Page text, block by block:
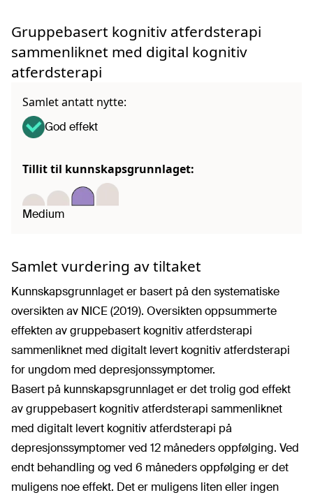
Gruppebasert kognitiv atferdsterapi
sammenliknet med digital kognitiv
atferdsterapi
Samlet antatt nytte:
God effekt
Tillit til kunnskapsgrunnlaget:
Medium
Samlet vurdering av tiltaket
Kunnskapsgrunnlaget er basert på den systematiske
oversikten av NICE (2019). Oversikten oppsummerte
effekten av gruppebasert kognitiv atferdsterapi
sammenliknet med digitalt levert kognitiv atferdsterapi
for ungdom med depresjonssymptomer.
Basert på kunnskapsgrunnlaget er det trolig god effekt
av gruppebasert kognitiv atferdsterapi sammenliknet
med digitalt levert kognitiv atferdsterapi på
depresjonssymptomer ved 12 måneders oppfølging. Ved
endt behandling og ved 6 måneders oppfølging er det
muligens noe effekt. Det er muligens liten eller ingen